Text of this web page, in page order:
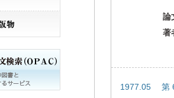
論
著
1977.05 第